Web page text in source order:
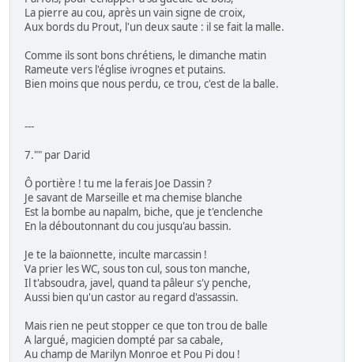
La pierre au cou, après un vain signe de croix,
Aux bords du Prout, l'un deux saute : il se fait la malle.
Comme ils sont bons chrétiens, le dimanche matin
Rameute vers l'église ivrognes et putains.
Bien moins que nous perdu, ce trou, c'est de la balle.
---
7."" par Darid
Ô portière ! tu me la ferais Joe Dassin ?
Je savant de Marseille et ma chemise blanche
Est la bombe au napalm, biche, que je t'enclenche
En la déboutonnant du cou jusqu'au bassin.
Je te la baïonnette, inculte marcassin !
Va prier les WC, sous ton cul, sous ton manche,
Il t'absoudra, javel, quand ta pâleur s'y penche,
Aussi bien qu'un castor au regard d'assassin.
Mais rien ne peut stopper ce que ton trou de balle
A largué, magicien dompté par sa cabale,
Au champ de Marilyn Monroe et Pou Pi dou !